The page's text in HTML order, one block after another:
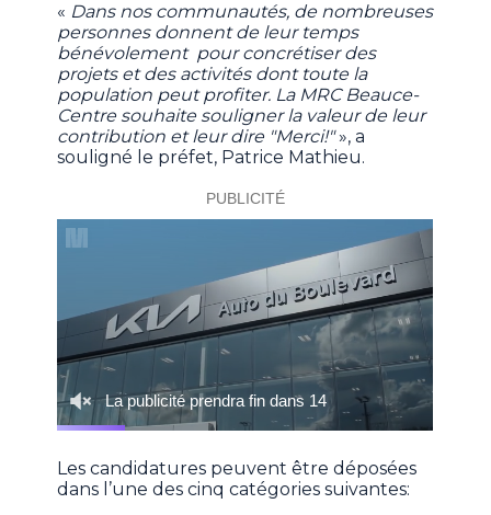
« Dans nos communautés, de nombreuses
personnes donnent de leur temps
bénévolement pour concrétiser des
projets et des activités dont toute la
population peut profiter. La MRC Beauce-
Centre souhaite souligner la valeur de leur
contribution et leur dire "Merci!"», a
souligné le préfet, Patrice Mathieu.
Les candidatures peuvent être déposées
dans l’une des cinq catégories suivantes: